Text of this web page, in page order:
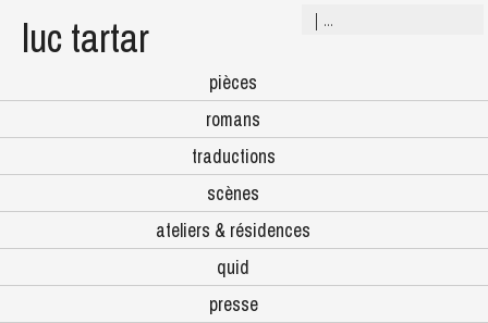
luc tartar
pièces
romans
traductions
scènes
ateliers & résidences
quid
presse